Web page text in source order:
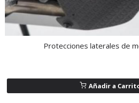
Protecciones laterales de
Añadir a